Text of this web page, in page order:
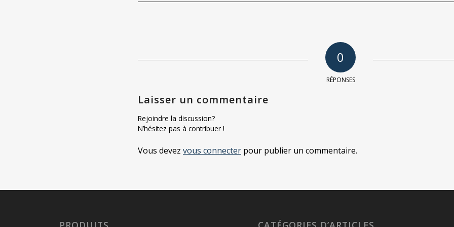
0
RÉPONSES
Laisser un commentaire
Rejoindre la discussion?
N’hésitez pas à contribuer !
Vous devez vous connecter pour publier un commentaire.